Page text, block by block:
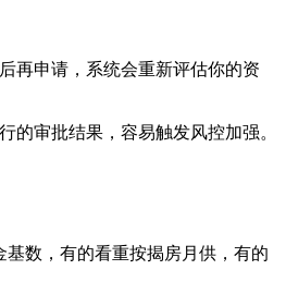
再申请，系统会重新评估你的资
审批结果，容易触发风控加强。
数，有的看重按揭房月供，有的